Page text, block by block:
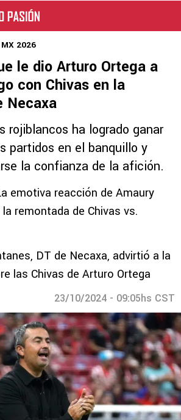
2026
le dio Arturo Ortega a
con Chivas en la
Necaxa
rojiblancos ha logrado ganar
partidos en el banquillo y
la confianza de la afición.
emotiva reacción de Amaury
remontada de Chivas vs.
DT de Necaxa, advirtió a la
las Chivas de Arturo Ortega
23/10/2024 - 09:05hs CST